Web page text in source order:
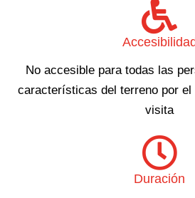
No accesible para todas las
características del terreno por
visita
Duración